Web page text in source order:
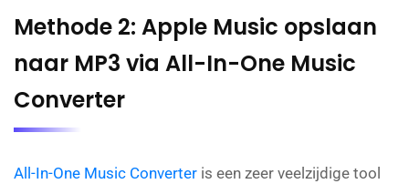
Methode 2: Apple Music opslaan
naar MP3 via All-In-One Music
Converter
All-In-One Music Converter is een zeer veelzijdige tool